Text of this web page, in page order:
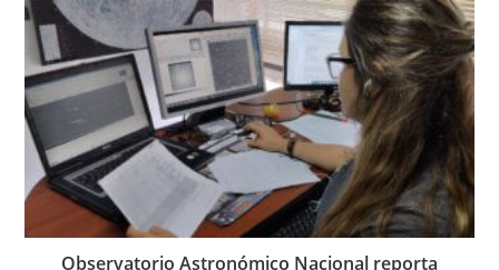
Observatorio Astronómico Nacional reporta